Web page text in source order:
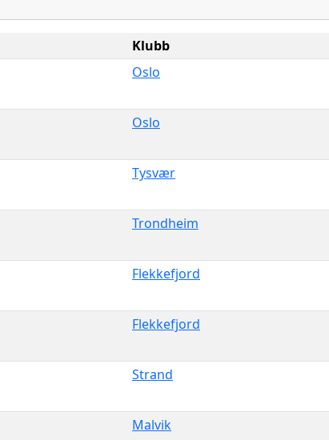
Klubb
Oslo
Oslo
Tysvær
Trondheim
Flekkefjord
Flekkefjord
Strand
Malvik